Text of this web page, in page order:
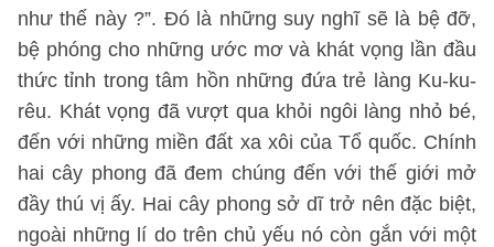
như thế này ?”. Đó là những suy nghĩ sẽ là bệ đỡ,
bệ phóng cho những ước mơ và khát vọng lần đầu
thức tỉnh trong tâm hồn những đứa trẻ làng Ku-ku-
rêu. Khát vọng đã vượt qua khỏi ngôi làng nhỏ bé,
đến với những miền đất xa xôi của Tổ quốc. Chính
hai cây phong đã đem chúng đến với thế giới mở
đầy thú vị ấy. Hai cây phong sở dĩ trở nên đặc biệt,
ngoài những lí do trên chủ yếu nó còn gắn với một